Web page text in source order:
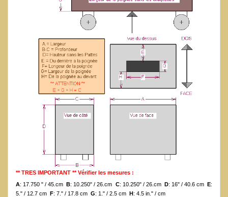
** TRES IMPORTANT ** Vérifier les mesures :
A: 17.750 " / 45.cmB: 10.250" / 26.cm C: 10.250" / 26.cm D: 16" / 40.6 cmE:
5." / 12.7 cm F: 7." / 17.8 cm G: 1." / 2.5 cm H: 4.5 in." / cm